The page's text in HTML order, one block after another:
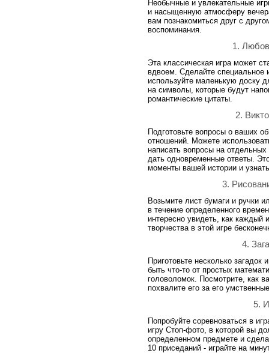
Необычные и увлекательные
и насыщенную атмосферу
вам познакомиться друг с
воспоминания.
1.
Эта классическая игра может
вдвоем. Сделайте специальное
используйте маленькую доску
на символы, которые будут
романтические цитаты.
2.
Подготовьте вопросы о ваших
отношений. Можете
написать вопросы на
дать одновременные ответы.
моменты вашей истории и
3.
Возьмите лист бумаги и ручки
в течение определенного
интересно увидеть, как каждый
творчества в этой игре
4.
Приготовьте несколько
быть что-то от простых
головоломок. Посмотрите, как
похвалите его за его
5.
Попробуйте соревноваться в
игру Стоп-фото, в которой вы
определенном предмете и
10 приседаний - играйте на